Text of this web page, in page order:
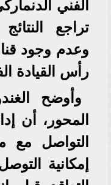
الفني
تراجع
وعدم وجود
رأس القيادة
وأوضح
المحور، أن
التواصل مع
إمكانية